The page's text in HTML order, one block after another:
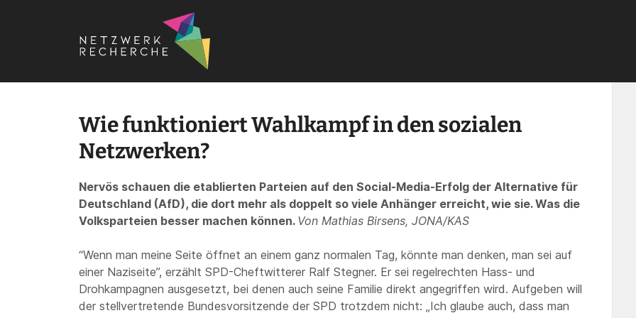
Startseite › Wie funktioniert Wahlkampf in den sozialen Netzwerken?
Wie funktioniert Wahlkampf in den sozialen
Netzwerken?
Nervös schauen die etablierten Parteien auf den Social-Media-Erfolg der Alternative für
Deutschland (AfD), die dort mehr als doppelt so viele Anhänger erreicht, wie sie. Was die
Volksparteien besser machen können. Von Mathias Birsens, JONA/KAS
“Wenn man meine Seite öffnet an einem ganz normalen Tag, könnte man denken, man sei auf
einer Naziseite”, erzählt SPD-Cheftwitterer Ralf Stegner. Er sei regelrechten Hass- und
Drohkampagnen ausgesetzt, bei denen auch seine Familie direkt angegriffen wird. Aufgeben will
der stellvertretende Bundesvorsitzende der SPD trotzdem nicht: „Ich glaube auch, dass man